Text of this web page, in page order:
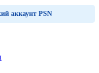
аккаунт PSN